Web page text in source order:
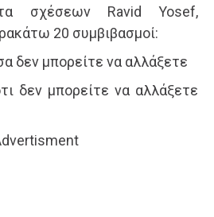
σχέσεων Ravid Yosef,
20 συμβιβασμοί:
δεν μπορείτε να αλλάξετε
δεν μπορείτε να αλλάξετε